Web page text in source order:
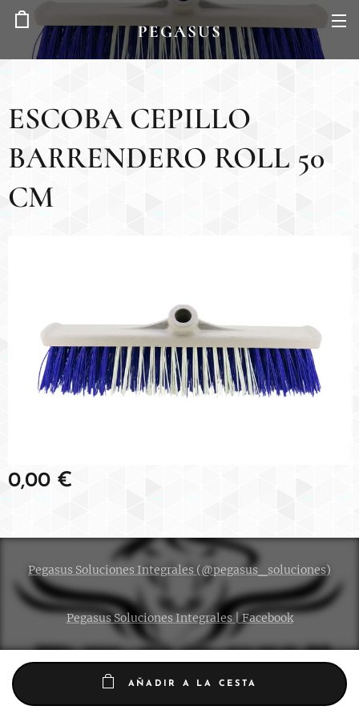
PEGASUS
ESCOBA CEPILLO
BARRENDERO ROLL 50
CM
0,00 €
AÑADIR A LA CESTA
Pegasus Soluciones Integrales (@pegasus_soluciones)
Pegasus Soluciones Integrales | Facebook